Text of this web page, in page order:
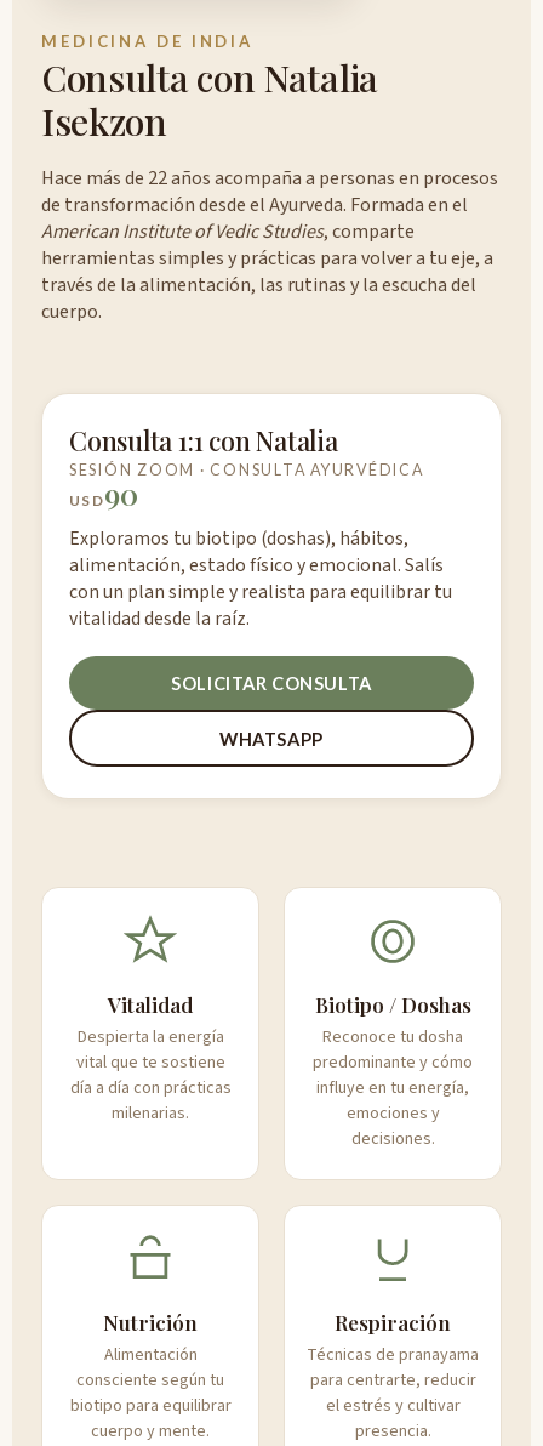
Consulta 1:1 con Natalia
SESIÓN ZOOM · CONSULTA AYURVÉDICA
USD90
Exploramos tu biotipo (doshas), hábitos,
alimentación, estado físico y emocional. Salís
con un plan simple y realista para equilibrar tu
vitalidad desde la raíz.
SOLICITAR CONSULTA
WHATSAPP
MEDICINA DE INDIA
Consulta con Natalia
Isekzon
Hace más de 22 años acompaña a personas en procesos
de transformación desde el Ayurveda. Formada en el
American Institute of Vedic Studies, comparte
herramientas simples y prácticas para volver a tu eje, a
través de la alimentación, las rutinas y la escucha del
cuerpo.
Vitalidad
Despierta la energía
vital que te sostiene
día a día con prácticas
milenarias.
Biotipo / Doshas
Reconoce tu dosha
predominante y cómo
influye en tu energía,
emociones y
decisiones.
Nutrición
Alimentación
consciente según tu
biotipo para equilibrar
cuerpo y mente.
Respiración
Técnicas de pranayama
para centrarte, reducir
el estrés y cultivar
presencia.